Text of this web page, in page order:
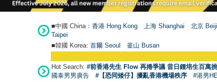
■中國 China： 香港 Hong Kong 上海 Shanghai
北京
Taipei
■韓國 Korea: 首爾 Seoul 釜山 Busan
Hot Search: #前香港先生 Flow 再捲爭議 昔日鍾培生百萬
國泰男男廣告
#【恐同矮仔】擾亂香港機場秩序 #港男